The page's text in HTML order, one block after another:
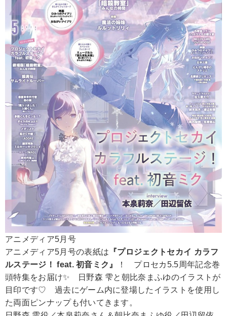
アニメディア5月号
アニメディア5月号の表紙は 『プロジェクトセカイ カラフ
ルステージ！ feat. 初音ミク』
！ プロセカ5.5周年記念巻
頭特集をお届け✨ 日野森 雫と朝比奈まふゆのイラストが
目印です♡ 過去にゲーム内に登場したイラストを使用し
た両面ピンナップも付いてきます。